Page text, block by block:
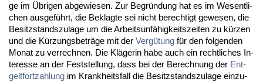
ge im Übri­gen ab­ge­wie­sen. Zur Be­gründung hat es im We­sent­li­
chen aus­geführt, die Be­klag­te sei nicht be­rech­tigt ge­we­sen, die
Be­sitz­stands­zu­la­ge um die Ar­beits­unfähig­keits­zei­ten zu kürzen
und die Kürzungs­beträge mit der Vergütung für den fol­gen­den
Mo­nat zu ver­rech­nen. Die Kläge­rin ha­be auch ein recht­li­ches In­
ter­es­se an der Fest­stel­lung, dass bei der Be­rech­nung der Ent­
gelt­fort­zah­lung im Krank­heits­fall die Be­sitz­stands­zu­la­ge ein­zu­